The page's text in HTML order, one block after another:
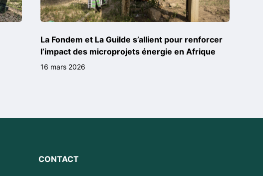
La Fondem et La Guilde s’allient pour renforcer
l’impact des microprojets énergie en Afrique
16 mars 2026
CONTACT